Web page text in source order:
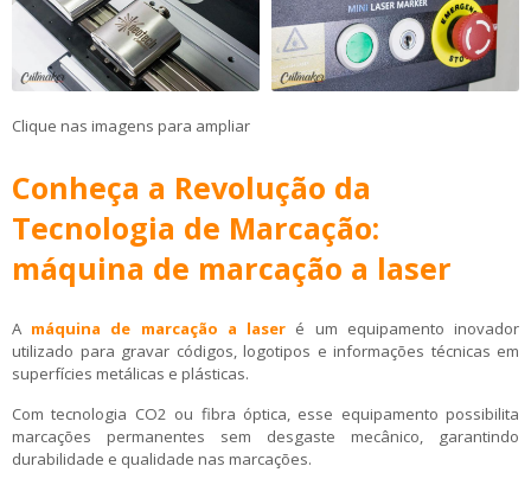
Clique nas imagens para ampliar
Conheça a Revolução da
Tecnologia de Marcação:
máquina de marcação a laser
A máquina de marcação a laser é um equipamento inovador
utilizado para gravar códigos, logotipos e informações técnicas em
superfícies metálicas e plásticas.
Com tecnologia CO2 ou fibra óptica, esse equipamento possibilita
marcações permanentes sem desgaste mecânico, garantindo
durabilidade e qualidade nas marcações.